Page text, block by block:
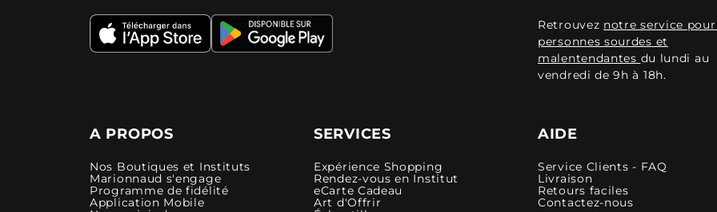
Retrouvez notre service
personnes sourdes et
malentendantes du lundi au
vendredi de 9h à 18h.
A PROPOS
Nos Boutiques et Instituts
Marionnaud s'engage
Programme de fidélité
Application Mobile
SERVICES
Expérience Shopping
Rendez-vous en Institut
eCarte Cadeau
Art d'Offrir
AIDE
Service Clients - FAQ
Livraison
Retours faciles
Contactez-nous